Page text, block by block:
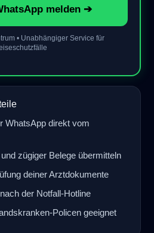
melden ➔
• Unabhängiger Service für
WhatsApp direkt vom
zügiger Belege übermitteln
deiner Arztdokumente
der Notfall-Hotline
Policen geeignet